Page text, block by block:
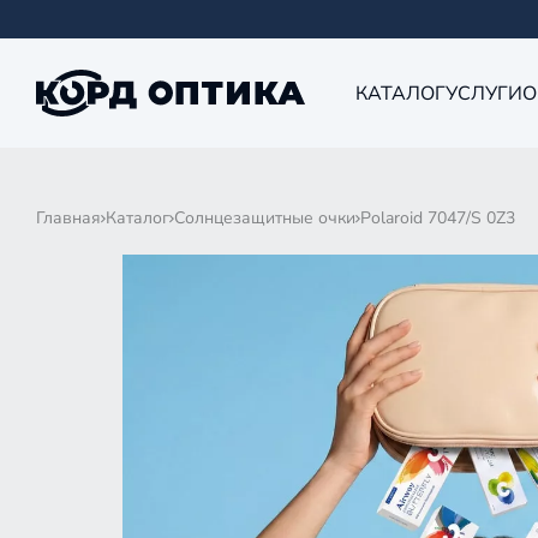
КАТАЛОГУСЛУГИ
Главная Каталог Солнцезащитные очки Polaroid 7047/S 0Z3